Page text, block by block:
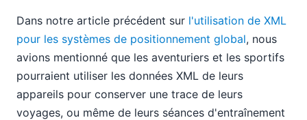
Dans notre article précédent sur l'utilisation de XML
pour les systèmes de positionnement global, nous
avions mentionné que les aventuriers et les sportifs
pourraient utiliser les données XML de leurs
appareils pour conserver une trace de leurs
voyages, ou même de leurs séances d'entraînement